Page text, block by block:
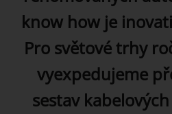
know how je
Pro světové trhy
vyexpedujeme
sestav